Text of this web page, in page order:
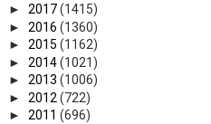
► 2017(1415)
► 2016 (1360)
► 2015 (1162)
► 2014(1021)
► 2013 (1006)
► 2012 (722)
► 2011 (696)